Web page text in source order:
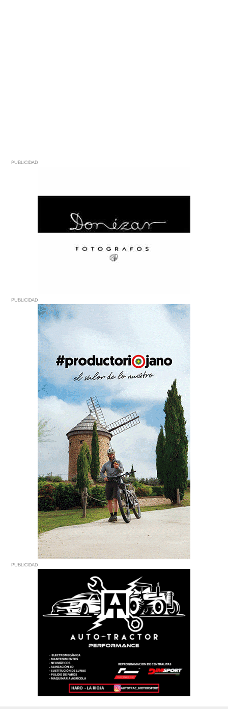
PUBLICIDAD
PUBLICIDAD
PUBLICIDAD